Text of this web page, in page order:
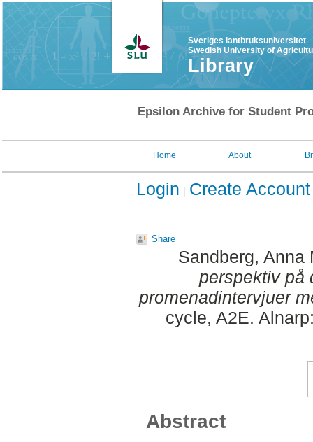
Sveriges lantbruksuniversitet
Swedish University of
Library
Epsilon Archive for Student
Home About
Login Create Account
Share
Sandberg, Anna
perspektiv på
promenadintervjuer
cycle, A2E.
Abstract